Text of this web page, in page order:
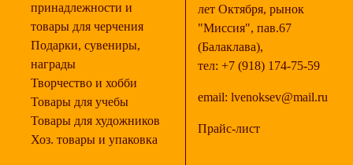
принадлежности и
товары для черчения
Подарки, сувениры,
награды
Творчество и хобби
Товары для учебы
Товары для художников
Хоз. товары и упаковка
лет Октября, рынок
"Миссия", пав.67
(Балаклава),
тел: +7 (918) 174-75-59
email: lvenoksev@mail.ru
Прайс-лист